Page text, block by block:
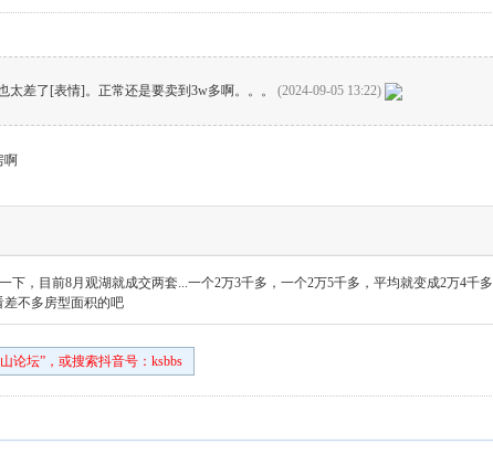
差了[表情]。正常还是要卖到3w多啊。。。 (2024-09-05 13:22)
啊
下，目前8月观湖就成交两套...一个2万3千多，一个2万5千多，平均就变成2万4千多
不多房型面积的吧
论坛”，或搜索抖音号：ksbbs